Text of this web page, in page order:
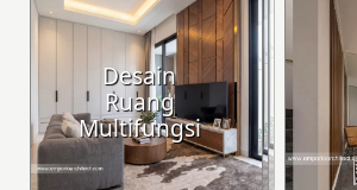
Desain
Ruang
Multifungsi